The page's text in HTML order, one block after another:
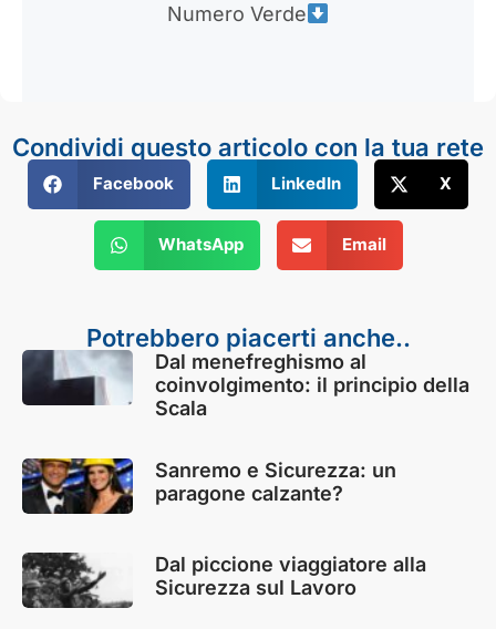
Numero Verde
Condividi questo articolo con la tua rete
Facebook LinkedIn X
WhatsApp Email
Potrebbero piacerti anche..
Dal menefreghismo al
coinvolgimento: il principio della
Scala
Sanremo e Sicurezza: un
paragone calzante?
Dal piccione viaggiatore alla
Sicurezza sul Lavoro